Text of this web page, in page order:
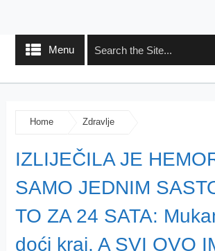
Menu
Home Zdravlje
IZLIJEČILA JE
SAMO JEDNIM
TO ZA 24 SATA:
doći kraj, A SVI OVO